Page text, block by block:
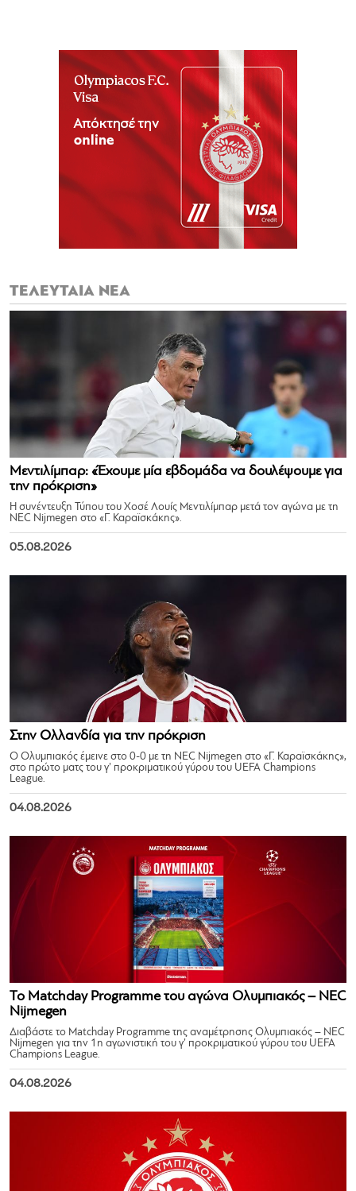
ΤΕΛΕΥΤΑΙΑ ΝΕΑ
Μεντιλίμπαρ: «Έχουμε μία εβδομάδα να δουλέψουμε για
την πρόκριση»
Η συνέντευξη Τύπου του Χοσέ Λουίς Μεντιλίμπαρ μετά τον αγώνα με τη
NEC Nijmegen στο «Γ. Καραϊσκάκης».
05.08.2026
Στην Ολλανδία για την πρόκριση
Ο Ολυμπιακός έμεινε στο 0-0 με τη NEC Nijmegen στο «Γ. Καραϊσκάκης»,
στο πρώτο ματς του γ’ προκριματικού γύρου του UEFA Champions
League.
04.08.2026
Το Matchday Programme του αγώνα Ολυμπιακός – NEC
Nijmegen
Διαβάστε το Matchday Programme της αναμέτρησης Ολυμπιακός – NEC
Nijmegen για την 1η αγωνιστική του γ’ προκριματικού γύρου του UEFA
Champions League.
04.08.2026